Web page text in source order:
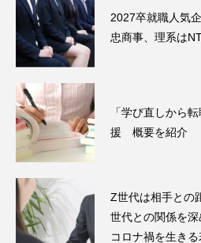
2027卒就職人気
忠商事、理系は
「学び直しから
援 概要を紹介
Z世代は相手と
世代との関係を深
コロナ禍を生きる